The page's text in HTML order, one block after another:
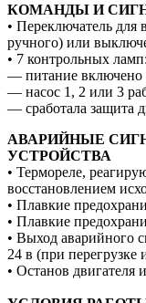
КОМАНДЫ И
• Переключатель для
ручного) или
• 7 контрольных ламп:
— питание включено
— насос 1, 2 или 3
— сработала защита
АВАРИЙНЫЕ
УСТРОЙСТВА
• Термореле,
восстановлением
• Плавкие
• Плавкие
• Выход аварийного
24 в (при
• Останов двигателя